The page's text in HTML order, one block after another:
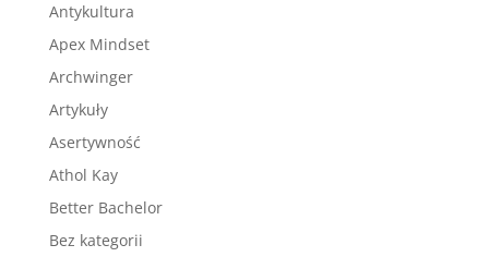
Antykultura
Apex Mindset
Archwinger
Artykuły
Asertywność
Athol Kay
Better Bachelor
Bez kategorii